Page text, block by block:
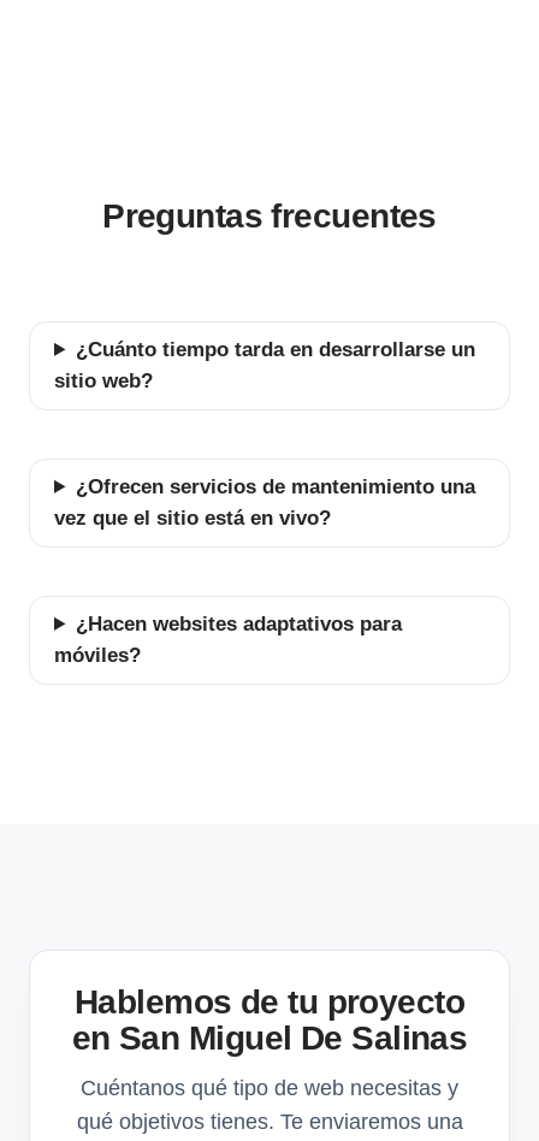
Preguntas frecuentes
¿Cuánto tiempo tarda en desarrollarse un
sitio web?
¿Ofrecen servicios de mantenimiento una
vez que el sitio está en vivo?
¿Hacen websites adaptativos para
móviles?
Hablemos de tu proyecto
en San Miguel De Salinas
Cuéntanos qué tipo de web necesitas y
qué objetivos tienes. Te enviaremos una